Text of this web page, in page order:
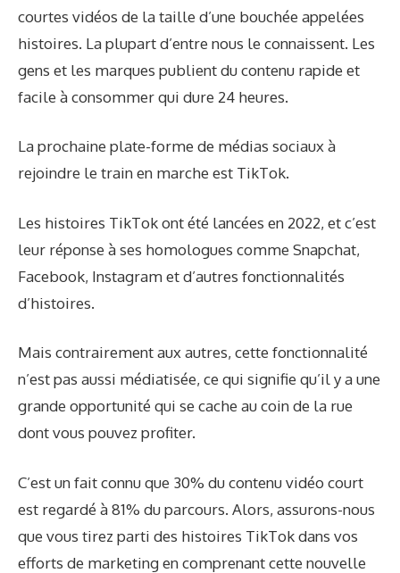
courtes vidéos de la taille d’une bouchée appelées
histoires. La plupart d’entre nous le connaissent. Les
gens et les marques publient du contenu rapide et
facile à consommer qui dure 24 heures.
La prochaine plate-forme de médias sociaux à
rejoindre le train en marche est TikTok.
Les histoires TikTok ont ​​​​été lancées en 2022, et c’est
leur réponse à ses homologues comme Snapchat,
Facebook, Instagram et d’autres fonctionnalités
d’histoires.
Mais contrairement aux autres, cette fonctionnalité
n’est pas aussi médiatisée, ce qui signifie qu’il y a une
grande opportunité qui se cache au coin de la rue
dont vous pouvez profiter.
C’est un fait connu que 30% du contenu vidéo court
est regardé à 81% du parcours. Alors, assurons-nous
que vous tirez parti des histoires TikTok dans vos
efforts de marketing en comprenant cette nouvelle